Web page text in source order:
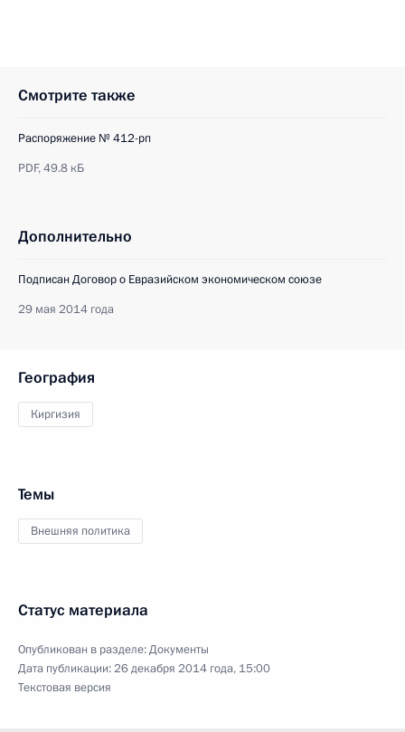
Смотрите также
Распоряжение № 412-рп
PDF,49.8 кБ
Дополнительно
Подписан Договор о Евразийском экономическом союзе
29 мая 2014 года
География
Киргизия
Темы
Внешняя политика
Статус материала
Опубликован в разделе:Документы
Дата публикации:26 декабря 2014 года, 15:00
Текстовая версия